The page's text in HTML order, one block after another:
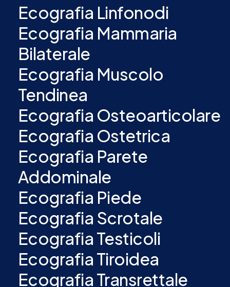
Ecografia Linfonodi
Ecografia Mammaria
Bilaterale
Ecografia Muscolo
Tendinea
Ecografia Osteoarticolare
Ecografia Ostetrica
Ecografia Parete
Addominale
Ecografia Piede
Ecografia Scrotale
Ecografia Testicoli
Ecografia Tiroidea
Ecografia Transrettale